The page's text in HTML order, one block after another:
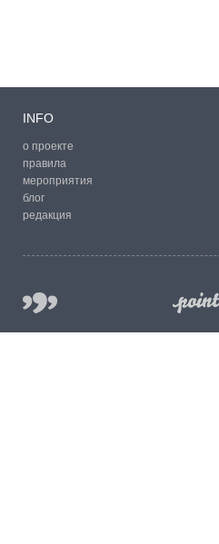
INFO
о проекте
правила
мероприятия
блог
редакция